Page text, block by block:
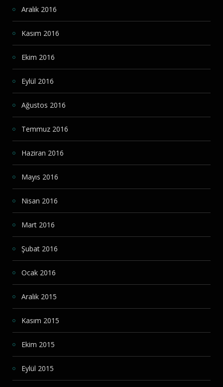
Aralık 2016
Kasım 2016
Ekim 2016
Eylül 2016
Ağustos 2016
Temmuz 2016
Haziran 2016
Mayıs 2016
Nisan 2016
Mart 2016
Şubat 2016
Ocak 2016
Aralık 2015
Kasım 2015
Ekim 2015
Eylül 2015